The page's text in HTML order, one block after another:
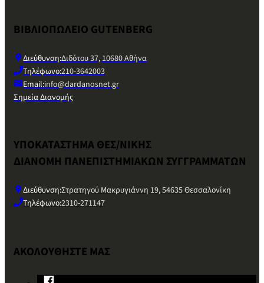
ΒΙΒΛΙΟΠΩΛΕΙΟ GUTENBERG
Διεύθυνση:Διδότου 37, 10680 Αθήνα
Τηλέφωνο:210-3642003
Email:info@dardanosnet.gr
Σημεία Διανομής
ΥΠΟΚΑΤΑΣΤΗΜΑ ΘΕΣ/ΝΙΚΗΣ
ΔΙΑΝΟΜΗ ΠΑΝΕΠΙΣΤΗΜΙΑΚΩΝ ΣΥΓΓΡΑΜΜΑΤΩΝ
Διεύθυνση:Στρατηγού Μακρυγιάννη 19, 54635 Θεσσαλονίκη
Τηλέφωνο:2310-271147
ΑΚΟΛΟΥΘΗΣΤΕ ΜΑΣ